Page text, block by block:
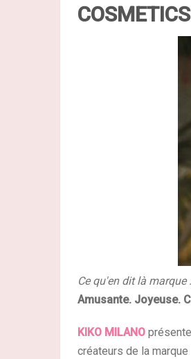
Ce qu'en dit là marque :
Amusante. Joyeuse.
KIKO MILANO présente
créateurs de la marque